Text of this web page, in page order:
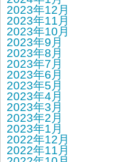
2023年12月
2023年11月
2023年10月
2023年9月
2023年8月
2023年7月
2023年6月
2023年5月
2023年4月
2023年3月
2023年2月
2023年1月
2022年12月
2022年11月